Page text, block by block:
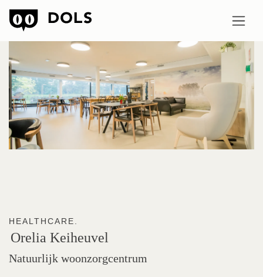
HEALTHCARE.
Orelia Keiheuvel
Natuurlijk woonzorgcentrum